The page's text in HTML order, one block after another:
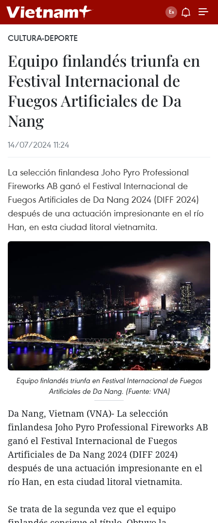
CULTURA-DEPORTE
Equipo finlandés triunfa en
Festival Internacional de
Fuegos Artificiales de Da
Nang
14/07/2024 11:24
La selección finlandesa Joho Pyro Professional
Fireworks AB ganó el Festival Internacional de
Fuegos Artificiales de Da Nang 2024 (DIFF 2024)
después de una actuación impresionante en el río
Han, en esta ciudad litoral vietnamita.
Equipo finlandés triunfa en Festival Internacional de Fuegos
Artificiales de Da Nang. (Fuente: VNA)
Da Nang, Vietnam (VNA)- La selección
finlandesa Joho Pyro Professional Fireworks AB
ganó el Festival Internacional de Fuegos
Artificiales de Da Nang 2024 (DIFF 2024)
después de una actuación impresionante en el
río Han, en esta ciudad litoral vietnamita.
Se trata de la segunda vez que el equipo